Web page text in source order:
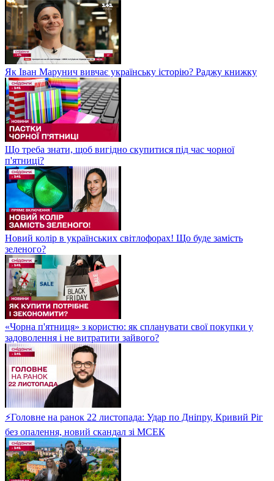
Як Іван Марунич вивчає українську історію? Раджу книжку
Що треба знати, щоб вигідно скупитися під час чорної
п'ятниці?
Новий колір в українських світлофорах! Що буде замість
зеленого?
«Чорна п'ятниця» з користю: як спланувати свої покупки у
задоволення і не витратити зайвого?
⚡Головне на ранок 22 листопада: Удар по Дніпру, Кривий Ріг
без опалення, новий скандал зі МСЕК